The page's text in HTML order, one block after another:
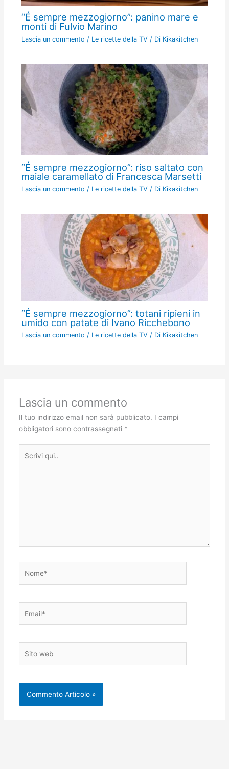
“É sempre mezzogiorno”: panino mare e
monti di Fulvio Marino
Lascia un commento / Le ricette della TV / Di Kikakitchen
“É sempre mezzogiorno”: riso saltato con
maiale caramellato di Francesca Marsetti
Lascia un commento / Le ricette della TV / Di Kikakitchen
“É sempre mezzogiorno”: totani ripieni in
umido con patate di Ivano Ricchebono
Lascia un commento / Le ricette della TV / Di Kikakitchen
Lascia un commento
Il tuo indirizzo email non sarà pubblicato. I campi
obbligatori sono contrassegnati *
qui..
web